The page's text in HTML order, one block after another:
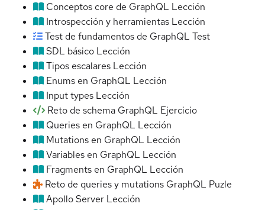
Conceptos core de GraphQL Lección
Introspección y herramientas Lección
Test de fundamentos de GraphQL Test
SDL básico Lección
Tipos escalares Lección
Enums en GraphQL Lección
Input types Lección
Reto de schema GraphQL Ejercicio
Queries en GraphQL Lección
Mutations en GraphQL Lección
Variables en GraphQL Lección
Fragments en GraphQL Lección
Reto de queries y mutations GraphQL Puzle
Apollo Server Lección